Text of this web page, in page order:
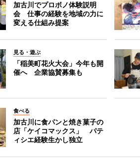
加古川でプロボノ体験説明
会 仕事の経験を地域の力に
変える仕組み提案
見る・遊ぶ
「稲美町花火大会」今年も開
催へ 企業協賛募集も
食べる
加古川に食パンと焼き菓子の
店「ケイコマックス」 パテ
ィシエ経験生かし独立